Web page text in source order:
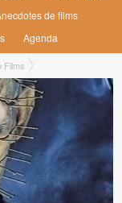
de films
Agenda
Films